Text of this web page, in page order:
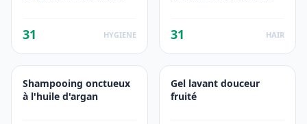
31 HYGIENE 31 HAIR
Shampooing onctueux
à l'huile d'argan
Gel lavant douceur
fruité